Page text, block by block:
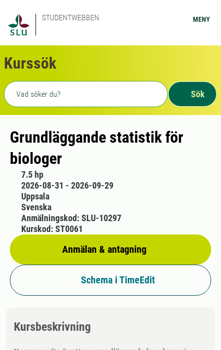
STUDENTWEBBEN MENY
Kurssök
Fritext sökning
Sök
Grundläggande statistik för
biologer
7.5 hp
2026-08-31 - 2026-09-29
Uppsala
Svenska
Anmälan & antagning
Anmälningskod: SLU-10297
Kurskod: ST0061
Schema i TimeEdit
Kursbeskrivning